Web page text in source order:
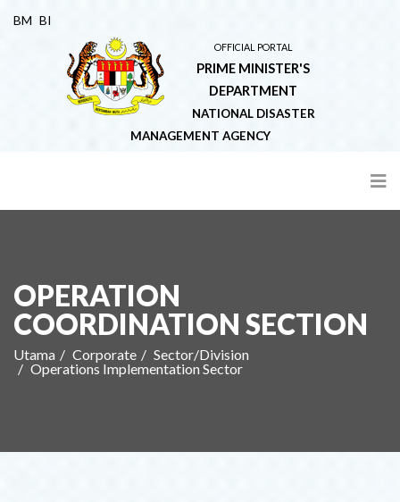
BM BI
OFFICIAL PORTAL
PRIME MINISTER'S
DEPARTMENT
NATIONAL DISASTER
MANAGEMENT AGENCY
OPERATION
COORDINATION SECTION
Utama Corporate
Sector/Division
Operations Implementation Sector